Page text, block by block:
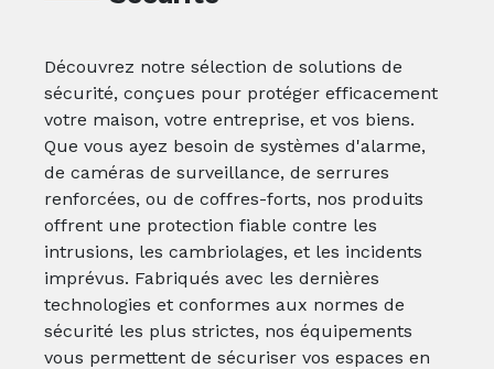
Découvrez notre sélection de solutions de
sécurité, conçues pour protéger efficacement
votre maison, votre entreprise, et vos biens.
Que vous ayez besoin de systèmes d'alarme,
de caméras de surveillance, de serrures
renforcées, ou de coffres-forts, nos produits
offrent une protection fiable contre les
intrusions, les cambriolages, et les incidents
imprévus. Fabriqués avec les dernières
technologies et conformes aux normes de
sécurité les plus strictes, nos équipements
vous permettent de sécuriser vos espaces en